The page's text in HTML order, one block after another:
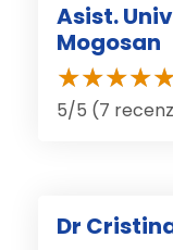
Asist.
Mogosan
5/5 (7
Dr